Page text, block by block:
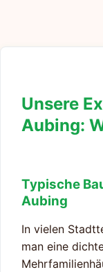
Unsere
Aubing:
Typische
Aubing
In vielen
man eine